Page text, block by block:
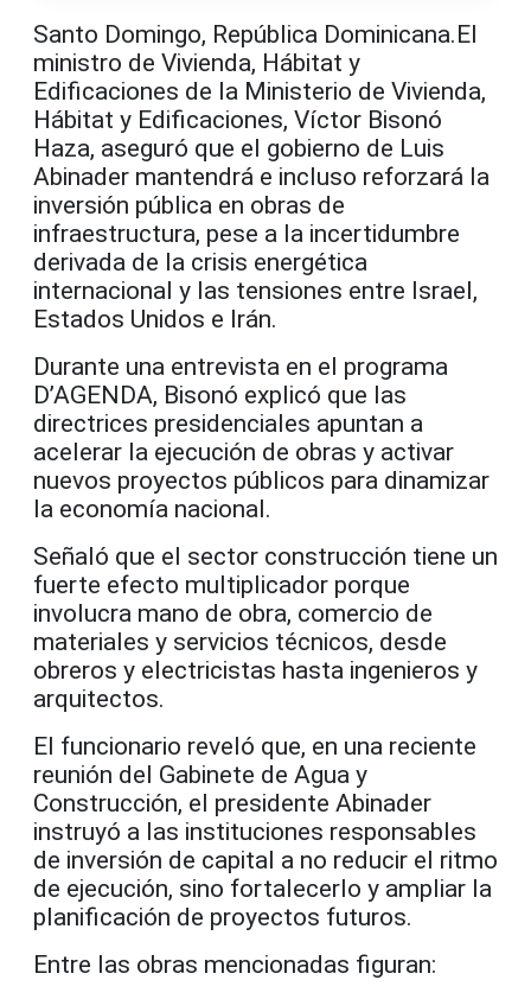
Santo Domingo, República Dominicana.El
ministro de Vivienda, Hábitat y
Edificaciones de la Ministerio de Vivienda,
Hábitat y Edificaciones, Víctor Bisonó
Haza, aseguró que el gobierno de Luis
Abinader mantendrá e incluso reforzará la
inversión pública en obras de
infraestructura, pese a la incertidumbre
derivada de la crisis energética
internacional y las tensiones entre Israel,
Estados Unidos e Irán.
Durante una entrevista en el programa
D’AGENDA, Bisonó explicó que las
directrices presidenciales apuntan a
acelerar la ejecución de obras y activar
nuevos proyectos públicos para dinamizar
la economía nacional.
Señaló que el sector construcción tiene un
fuerte efecto multiplicador porque
involucra mano de obra, comercio de
materiales y servicios técnicos, desde
obreros y electricistas hasta ingenieros y
arquitectos.
El funcionario reveló que, en una reciente
reunión del Gabinete de Agua y
Construcción, el presidente Abinader
instruyó a las instituciones responsables
de inversión de capital a no reducir el ritmo
de ejecución, sino fortalecerlo y ampliar la
planificación de proyectos futuros.
Entre las obras mencionadas figuran: